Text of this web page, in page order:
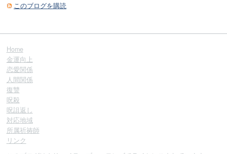
このブログを購読
Home
金運向上
恋愛関係
人間関係
復讐
呪殺
呪詛返し
対応地域
所属祈祷師
リンク